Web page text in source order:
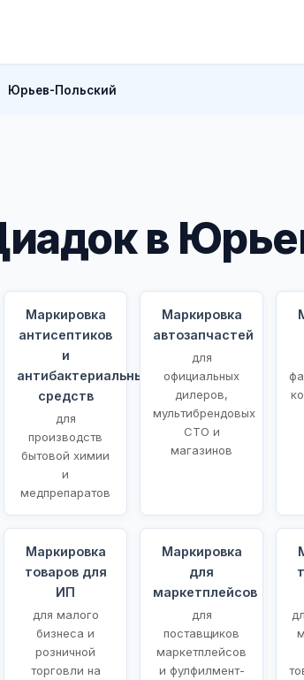
Юрьев-Польский
в
Маркировка
антисептиков
и
антибактериальных
средств
для
производств
бытовой химии
и
медпрепаратов
Маркировка
автозапчастей
для
официальных
дилеров,
мультибрендовых
СТО и
магазинов
Маркировка
товаров для
ИП
для малого
бизнеса и
розничной
торговли на
Маркировка
для
маркетплейсов
для
поставщиков
маркетплейсов
и фулфилмент-